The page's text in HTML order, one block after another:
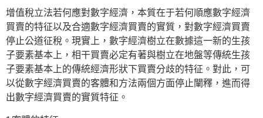
增值稅立法若何應對數字經濟，本質在于若何順應數字經濟
買賣的特征以及合適數字經濟買賣的實質，對數字經濟買賣
停止公道征稅。現實上，數字經濟樹立在數據這一新的生孩
子要素基本上，相干買賣必定有著與樹立在地盤等傳統生孩
子要素基本上的傳統經濟形狀下買賣分歧的特征。對此，可
以從數字經濟買賣的客體和方法兩個方面停止闡釋，進而得
出數字經濟買賣的實質特征。